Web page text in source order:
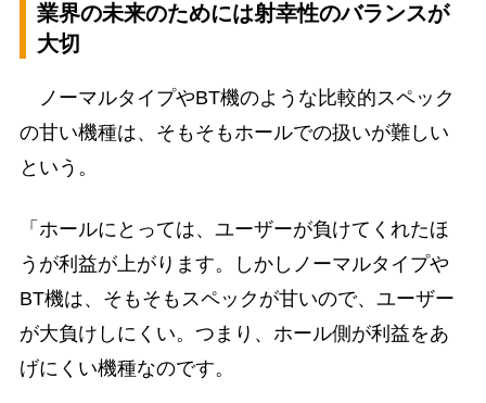
業界の未来のためには射幸性のバランスが
大切
ノーマルタイプやBT機のような比較的スペック
の甘い機種は、そもそもホールでの扱いが難しい
という。
「ホールにとっては、ユーザーが負けてくれたほ
うが利益が上がります。しかしノーマルタイプや
BT機は、そもそもスペックが甘いので、ユーザー
が大負けしにくい。つまり、ホール側が利益をあ
げにくい機種なのです。